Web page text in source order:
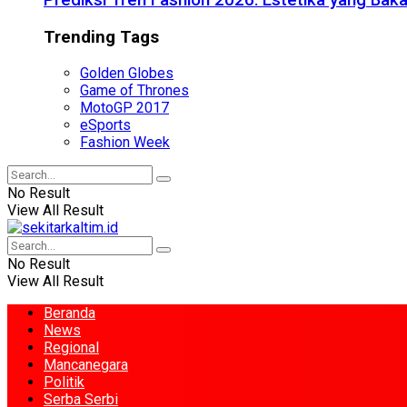
Trending Tags
Golden Globes
Game of Thrones
MotoGP 2017
eSports
Fashion Week
No Result
View All Result
No Result
View All Result
Beranda
News
Regional
Mancanegara
Politik
Serba Serbi